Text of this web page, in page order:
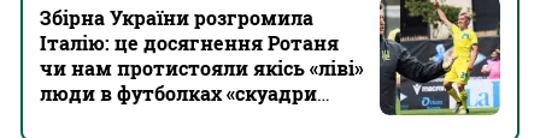
Збірна України розгромила
Італію: це досягнення Ротаня
чи нам протистояли якісь «ліві»
люди в футболках «скуадри